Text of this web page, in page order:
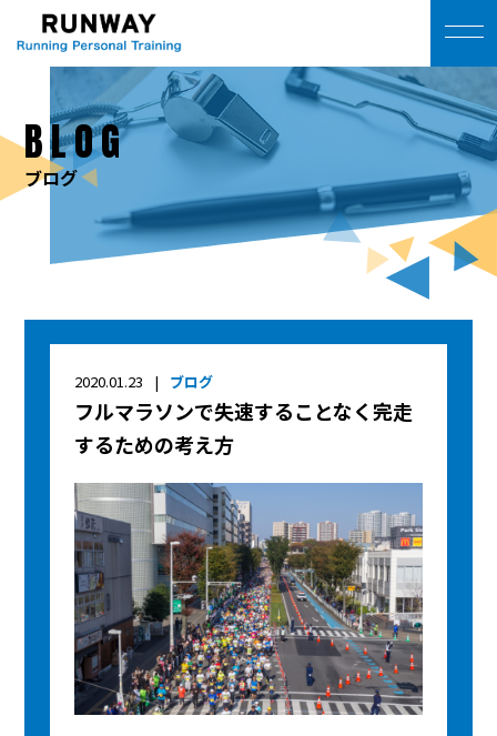
BLOG
ブログ
2020.01.23 ブログ
フルマラソンで失速することなく完走
するための考え方